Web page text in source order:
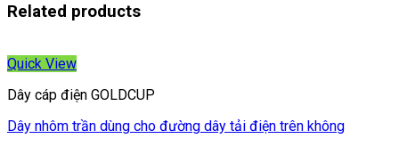
Related products
Quick View
Dây cáp điện GOLDCUP
Dây nhôm trần dùng cho đường dây tải điện trên không